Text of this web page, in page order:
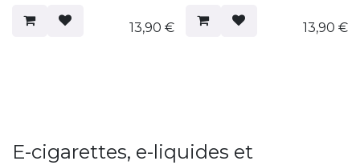
13,90 € 13,90 €
E-cigarettes, e-liquides et